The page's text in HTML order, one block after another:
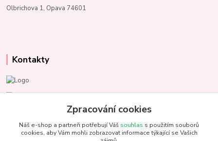
Olbrichova 1, Opava 74601
Kontakty
Marcela Kupková
+420 731 153 484
info@unezbednychklubicek.cz
Zpracování cookies
Náš e-shop a partneři potřebují Váš souhlas s použitím souborů
cookies, aby Vám mohli zobrazovat informace týkající se Vašich